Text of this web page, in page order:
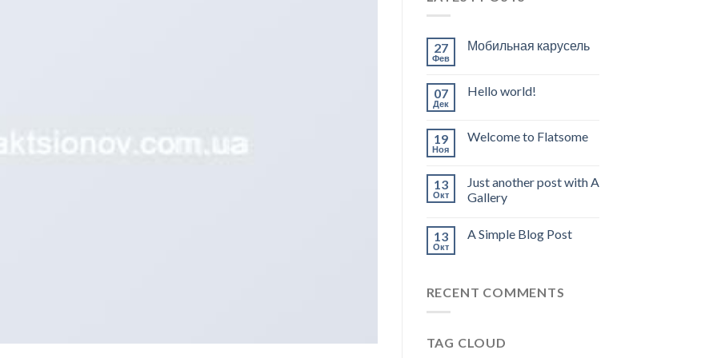
27
Фев
Мобильная карусель
07
Дек
Hello world!
19
Ноя
Welcome to Flatsome
13
Окт
Just another post with A
Gallery
13
Окт
A Simple Blog Post
RECENT COMMENTS
TAG CLOUD